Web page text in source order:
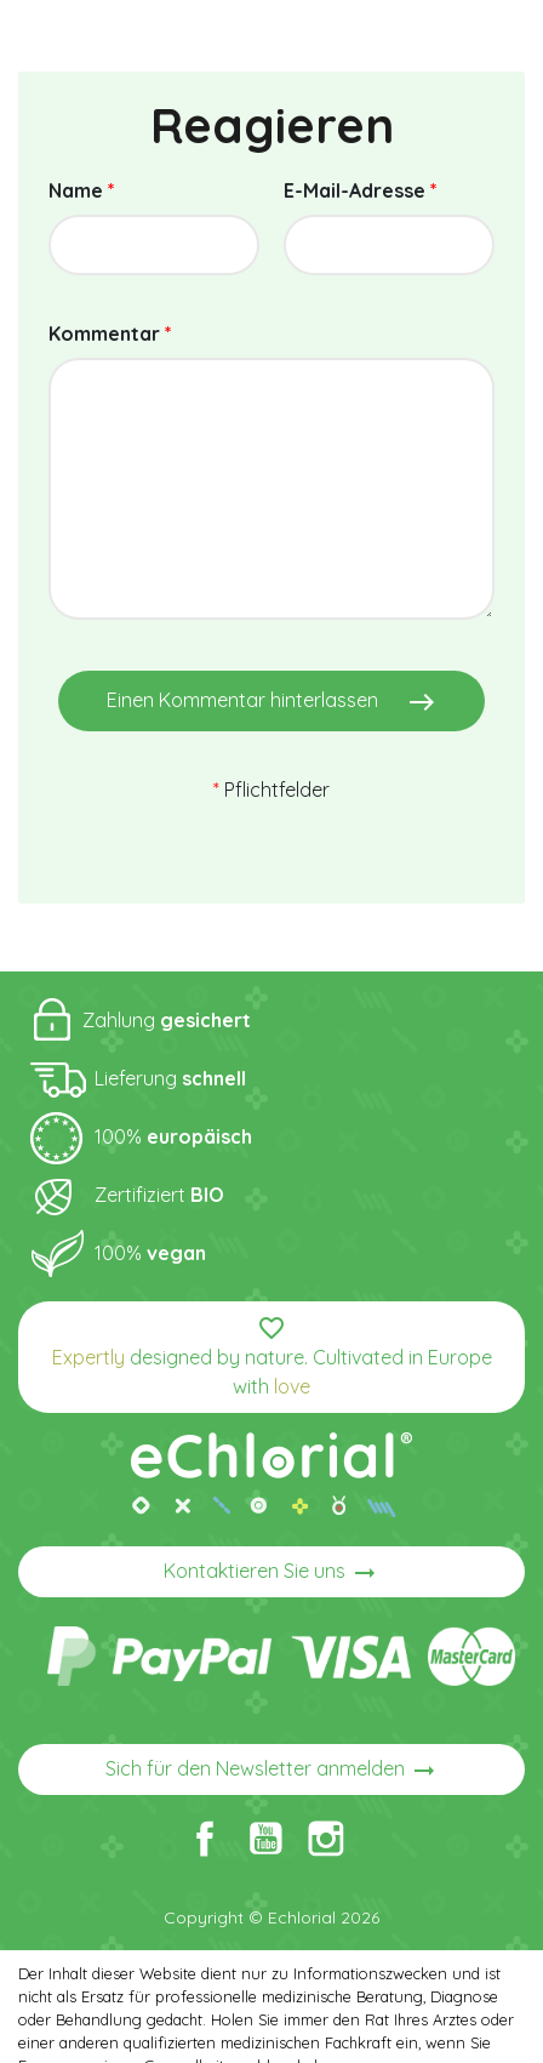
Reagieren
Name * E-Mail-Adresse *
Kommentar *
Einen Kommentar hinterlassen east
* Pflichtfelder
Zahlung gesichert
Lieferung schnell
100% europäisch
Zertifiziert BIO
100% vegan
favorite_border
Expertly designed by nature. Cultivated in Europe
with love
Kontaktieren Sie uns arrow_right_alt
Sich für den Newsletter anmelden arrow_right_alt
Copyright © Echlorial 2026
Der Inhalt dieser Website dient nur zu Informationszwecken und ist
nicht als Ersatz für professionelle medizinische Beratung, Diagnose
oder Behandlung gedacht. Holen Sie immer den Rat Ihres Arztes oder
einer anderen qualifizierten medizinischen Fachkraft ein, wenn Sie